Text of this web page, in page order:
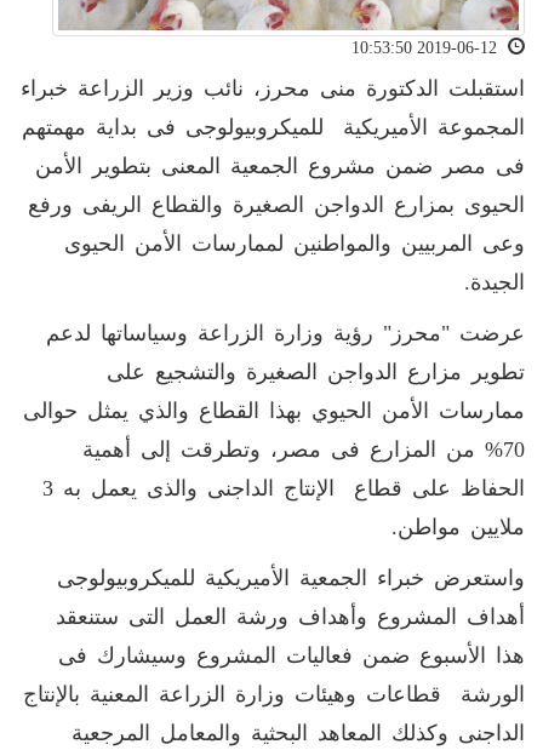
استقبلت الدكتورة منى محرز، نائب وزير الزراعة خبراء
المجموعة الأميريكية للميكروبيولوجى فى بداية مهمتهم
فى مصر ضمن مشروع الجمعية المعنى بتطوير الأمن
الحيوى بمزارع الدواجن الصغيرة والقطاع الريفى ورفع
وعى المربيين والمواطنين لممارسات الأمن الحيوى
الجيدة.
عرضت "محرز" رؤية وزارة الزراعة وسياساتها لدعم
تطوير مزارع الدواجن الصغيرة والتشجيع على
ممارسات الأمن الحيوي بهذا القطاع والذي يمثل حوالى
70% من المزارع فى مصر، وتطرقت إلى أهمية
الحفاظ على قطاع الإنتاج الداجنى والذى يعمل به 3
ملايين مواطن.
واستعرض خبراء الجمعية الأميريكية للميكروبيولوجى
أهداف المشروع وأهداف ورشة العمل التى ستنعقد
هذا الأسبوع ضمن فعاليات المشروع وسيشارك فى
الورشة قطاعات وهيئات وزارة الزراعة المعنية بالإنتاج
الداجنى وكذلك المعاهد البحثية والمعامل المرجعية